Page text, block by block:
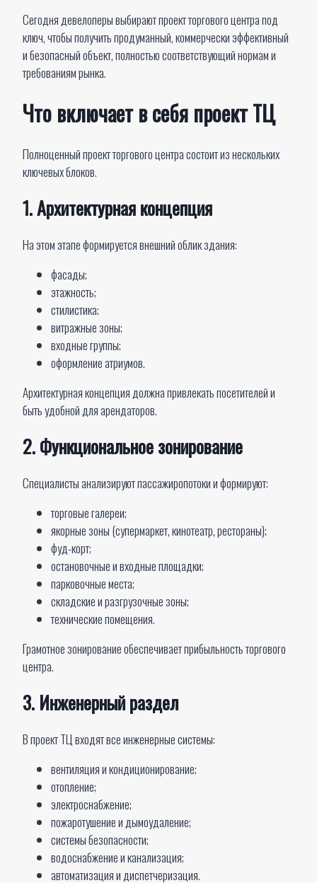
Сегодня девелоперы выбирают проект торгового центра под
ключ, чтобы получить продуманный, коммерчески эффективный
и безопасный объект, полностью соответствующий нормам и
требованиям рынка.
Что включает в себя проект ТЦ
Полноценный проект торгового центра состоит из нескольких
ключевых блоков.
1. Архитектурная концепция
На этом этапе формируется внешний облик здания:
фасады;
этажность;
стилистика;
витражные зоны;
входные группы;
оформление атриумов.
Архитектурная концепция должна привлекать посетителей и
быть удобной для арендаторов.
2. Функциональное зонирование
Специалисты анализируют пассажиропотоки и формируют:
торговые галереи;
якорные зоны (супермаркет, кинотеатр, рестораны);
фуд-корт;
остановочные и входные площадки;
парковочные места;
складские и разгрузочные зоны;
технические помещения.
Грамотное зонирование обеспечивает прибыльность торгового
центра.
3. Инженерный раздел
В проект ТЦ входят все инженерные системы:
вентиляция и кондиционирование;
отопление;
электроснабжение;
пожаротушение и дымоудаление;
системы безопасности;
водоснабжение и канализация;
автоматизация и диспетчеризация.